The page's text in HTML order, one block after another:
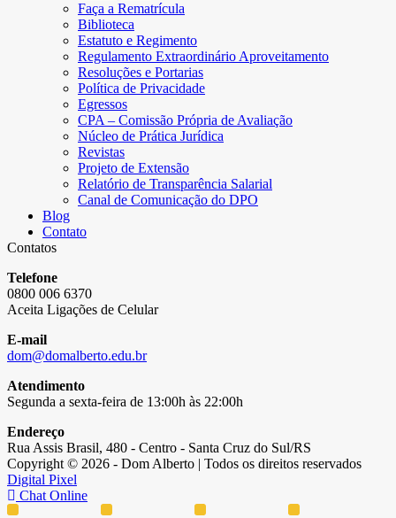
Faça a Rematrícula
Biblioteca
Estatuto e Regimento
Regulamento Extraordinário Aproveitamento
Resoluções e Portarias
Política de Privacidade
Egressos
CPA – Comissão Própria de Avaliação
Núcleo de Prática Jurídica
Revistas
Projeto de Extensão
Relatório de Transparência Salarial
Canal de Comunicação do DPO
Blog
Contato
Contatos
Telefone
0800 006 6370
Aceita Ligações de Celular
E-mail
dom@domalberto.edu.br
Atendimento
Segunda a sexta-feira de 13:00h às 22:00h
Endereço
Rua Assis Brasil, 480 - Centro - Santa Cruz do Sul/RS
Copyright © 2026 - Dom Alberto | Todos os direitos reservados
Digital Pixel
Chat Online